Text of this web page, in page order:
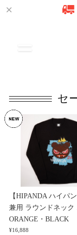
セ
【HIPANDA ハイパ
兼用 ラウンドネック
ORANGE・BLACK
¥16,888